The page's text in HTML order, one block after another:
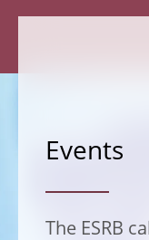
Events
The ESRB